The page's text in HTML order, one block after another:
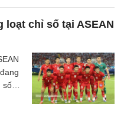
loạt chỉ số tại ASEAN
số